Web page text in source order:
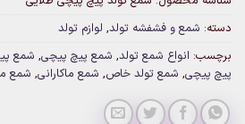
دسته: شمع و فشفشه تولد, لوازم تولد
برچسب: انواع شمع تولد, شمع پیچ پیچی, شمع
پیچ پیچی, شمع تولد خاص, شمع ماکارانی, شمع